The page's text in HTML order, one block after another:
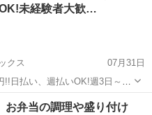
未経験者大歓…
クス
07月31日
!!日払い、週払いOK!週3日～勤
円 <勤務地> 香川県 綾歌郡綾
どくさいのイヤ!/ < そこのア
弁当の調理や盛り付け